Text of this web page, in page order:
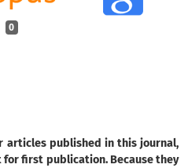
0
articles published in this journal,
first publication. Because they